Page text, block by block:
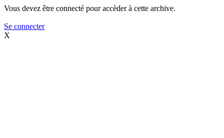
Vous devez être connecté pour accèder à cette archive.
Se connecter
X